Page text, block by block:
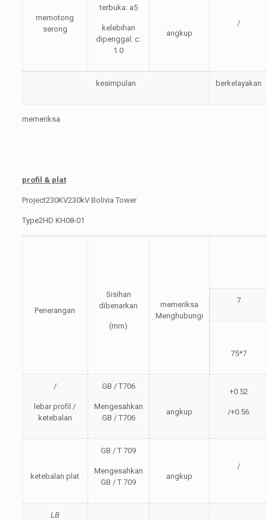
memotong
serong
terbuka: a5
kelebihan
dipenggal: c:
1.0
angkup
/
kesimpulan berkelayakan
memeriksa
profil & plat
Project230KV230kV Bolivia Tower
Type2HD KH08-01
Penerangan
Sisihan
dibenarkan
(mm)
memeriksa
Menghubungi
7
75*7
/
lebar profil /
ketebalan
GB / T706
Mengesahkan
GB / T706
angkup
+0.52
/+0.56
ketebalan plat
GB / T 709
Mengesahkan
GB / T 709
angkup
/
LB